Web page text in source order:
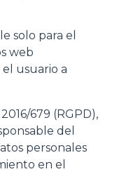
solo para el
web
usuario a
679 (RGPD),
del
personales
en el